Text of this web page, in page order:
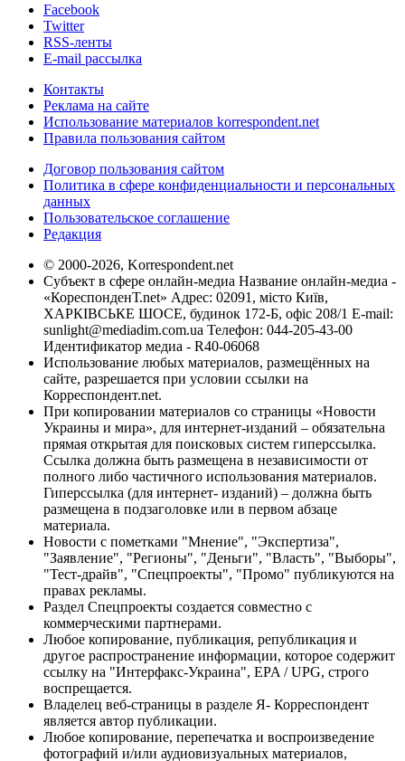
Facebook
Twitter
RSS-ленты
E-mail рассылка
Контакты
Реклама на сайте
Использование материалов korrespondent.net
Правила пользования сайтом
Договор пользования сайтом
Политика в сфере конфиденциальности и персональных
данных
Пользовательское соглашение
Редакция
© 2000-2026, Korrespondent.net
Субъект в сфере онлайн-медиа Название онлайн-медиа -
«КореспонденТ.net» Адрес: 02091, місто Київ,
ХАРКІВСЬКЕ ШОСЕ, будинок 172-Б, офіс 208/1 E-mail:
sunlight@mediadim.com.ua Телефон: 044-205-43-00
Идентификатор медиа - R40-06068
Использование любых материалов, размещённых на
сайте, разрешается при условии ссылки на
Корреспондент.net.
При копировании материалов со страницы «Новости
Украины и мира», для интернет-изданий – обязательна
прямая открытая для поисковых систем гиперссылка.
Ссылка должна быть размещена в независимости от
полного либо частичного использования материалов.
Гиперссылка (для интернет- изданий) – должна быть
размещена в подзаголовке или в первом абзаце
материала.
Новости с пометками "Мнение", "Экспертиза",
"Заявление", "Регионы", "Деньги", "Власть", "Выборы",
"Тест-драйв", "Спецпроекты", "Промо" публикуются на
правах рекламы.
Раздел Спецпроекты создается совместно с
коммерческими партнерами.
Любое копирование, публикация, републикация и
другое распространение информации, которое содержит
ссылку на "Интерфакс-Украина", EPA / UPG, строго
воспрещается.
Владелец веб-страницы в разделе Я- Корреспондент
является автор публикации.
Любое копирование, перепечатка и воспроизведение
фотографий и/или аудиовизуальных материалов,